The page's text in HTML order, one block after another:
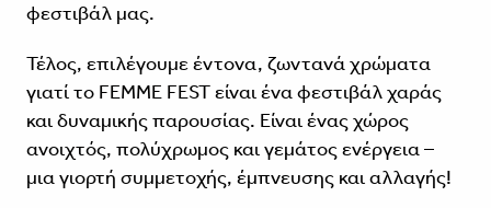
φεστιβάλ μας.
Τέλος, επιλέγουμε έντονα, ζωντανά χρώματα
γιατί το FEMME FEST είναι ένα φεστιβάλ χαράς
και δυναμικής παρουσίας. Είναι ένας χώρος
ανοιχτός, πολύχρωμος και γεμάτος ενέργεια –
μια γιορτή συμμετοχής, έμπνευσης και αλλαγής!